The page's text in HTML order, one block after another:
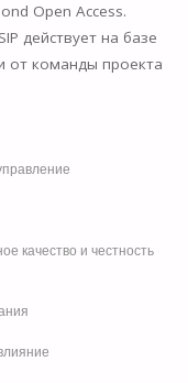
Open Access.
действует на базе
от команды проекта
качество и честность